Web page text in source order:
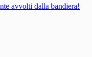
avvolti dalla bandiera!